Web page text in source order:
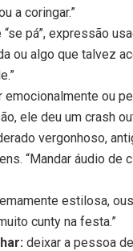
a coringar.”
pá”, expressão
ou algo que talvez
emocionalmente ou
ele deu um crash
vergonhoso,
“Mandar áudio de
estilosa,
cunty na festa.”
deixar a pessoa